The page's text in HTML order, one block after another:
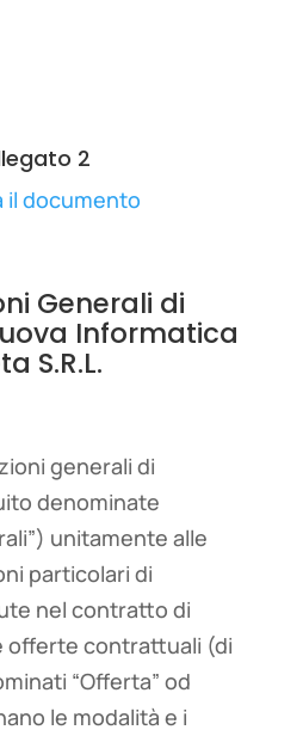
2
il documento
Generali di
Informatica
S.R.L.
generali di
denominate
unitamente alle
particolari di
nel contratto di
offerte contrattuali (di
“Offerta” od
le modalità e i